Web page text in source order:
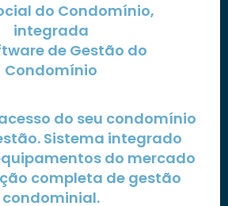
do Condomínio,
integrada
de Gestão do
Condomínio
do seu condomínio
Sistema integrado
do mercado
completa de gestão
condominial.